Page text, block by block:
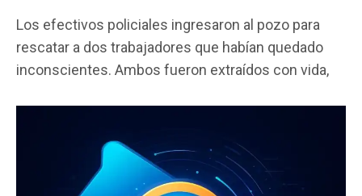
ce
b
o
tt
er
at
s
p
p
ail m
p
tir
Los efectivos policiales ingresaron al pozo para
rescatar a dos trabajadores que habían quedado
inconscientes. Ambos fueron extraídos con vida,